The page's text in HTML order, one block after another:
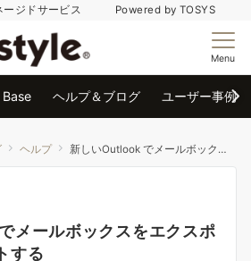
ージドサービス Powered by TOSYS
Menu
ヘルプ＆ブログ ユーザー事例
ヘルプ 新しいOutlook でメールボックスをエクスポート／インポートする
メールボックスをエクスポ
する